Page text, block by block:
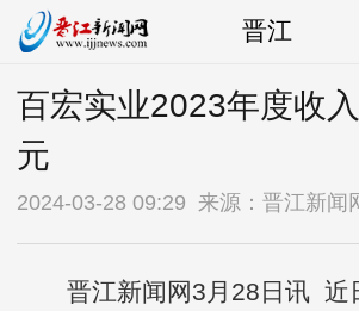
晋江
百宏实业2023年度收
元
2024-03-28 09:29 来源：晋江新闻
晋江新闻网3月28日讯 近